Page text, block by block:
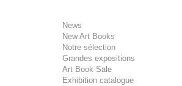
News
New Art Books
Notre sélection
Grandes expositions
Art Book Sale
Exhibition catalogue